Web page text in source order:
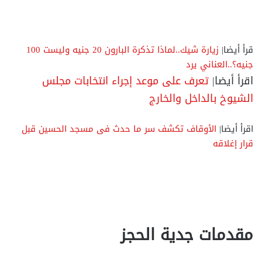
قرأ أيضا|
زيارة شيك..لماذا تذكرة البارون 20 جنيه وليست 100
جنيه؟..العناني يرد
اقرأ أيضا| تعرف على موعد إجراء انتخابات مجلس
الشيوخ بالداخل والخارج
اقرأ أيضا| الأوقاف تكشف سر ما حدث فى مسجد الحسين قبل
قرار إغلاقه
مقدمات جدية الحجز